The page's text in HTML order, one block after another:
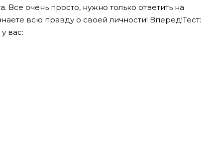
Все очень просто, нужно только ответить на
всю правду о своей личности! Вперед!Тест:
вас: